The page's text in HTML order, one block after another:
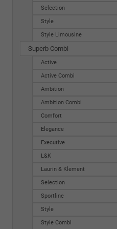
Selection
Style
Style Limousine
Superb Combi
Active
Active Combi
Ambition
Ambition Combi
Comfort
Elegance
Executive
L&K
Laurin & Klement
Selection
Sportline
Style
Style Combi